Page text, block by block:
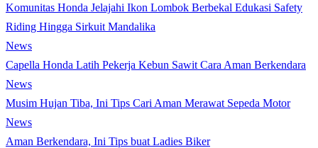
Komunitas Honda Jelajahi Ikon Lombok Berbekal Edukasi Safety
Riding Hingga Sirkuit Mandalika
News
Capella Honda Latih Pekerja Kebun Sawit Cara Aman Berkendara
News
Musim Hujan Tiba, Ini Tips Cari Aman Merawat Sepeda Motor
News
Aman Berkendara, Ini Tips buat Ladies Biker